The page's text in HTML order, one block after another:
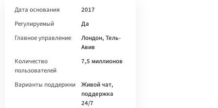
Дата основания
2017
Регулируемый
Да
Главное управление
Лондон, Тель-
Авив
Количество
пользователей
7,5 миллионов
Варианты поддержки
Живой чат,
поддержка
24/7